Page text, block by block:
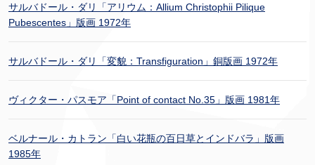
サルバドール・ダリ「アリウム：Allium Christophii Pilique
Pubescentes」版画 1972年
サルバドール・ダリ「変貌：Transfiguration」銅版画 1972年
ヴィクター・パスモア「Point of contact No.35」版画 1981年
ベルナール・カトラン「白い花瓶の百日草とインドバラ」版画
1985年